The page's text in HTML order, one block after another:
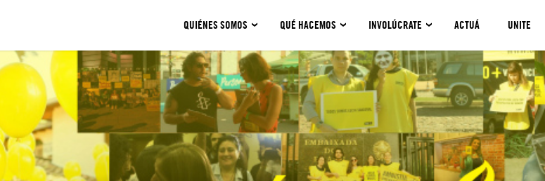
QUIÉNES SOMOS QUÉ HACEMOS INVOLÚCRATE ACTUÁ UNITE